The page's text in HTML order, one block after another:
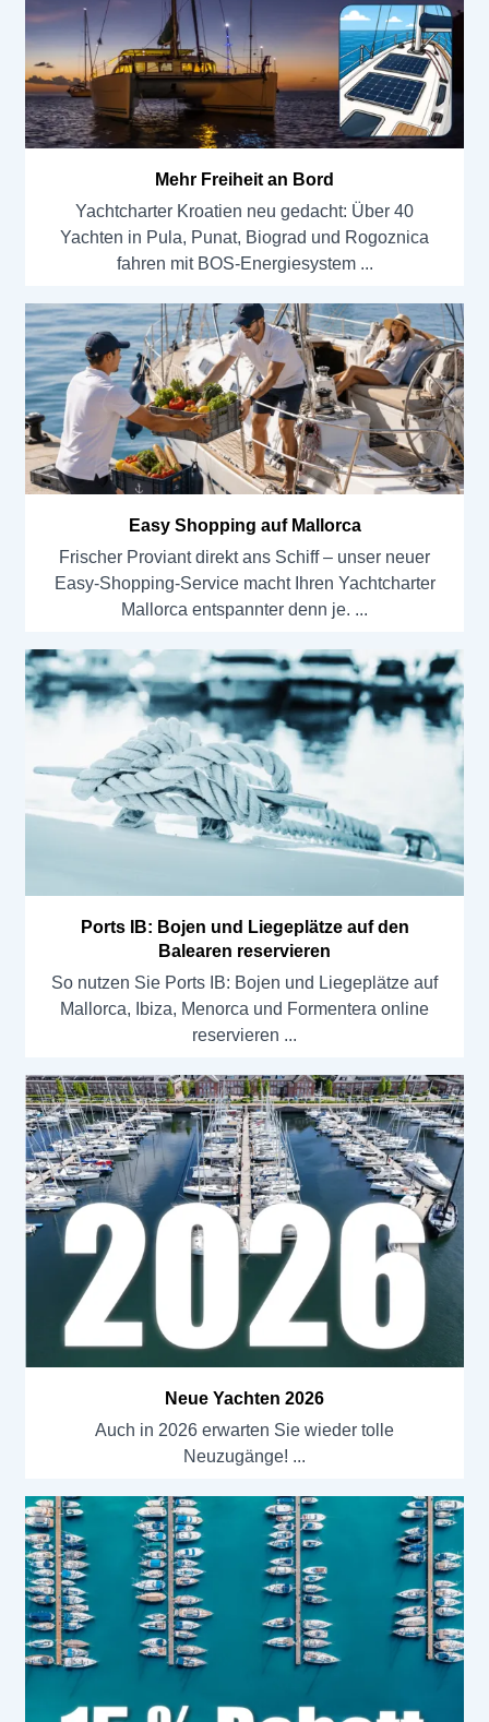
Mehr Freiheit an Bord
Yachtcharter Kroatien neu gedacht: Über 40
Yachten in Pula, Punat, Biograd und Rogoznica
fahren mit BOS-Energiesystem
Easy Shopping auf Mallorca
Frischer Proviant direkt ans Schiff – unser neuer
Easy-Shopping-Service macht Ihren Yachtcharter
Mallorca entspannter denn je.
Ports IB: Bojen und Liegeplätze auf den
Balearen reservieren
So nutzen Sie Ports IB: Bojen und Liegeplätze auf
Mallorca, Ibiza, Menorca und Formentera online
reservieren
Neue Yachten 2026
Auch in 2026 erwarten Sie wieder tolle
Neuzugänge!